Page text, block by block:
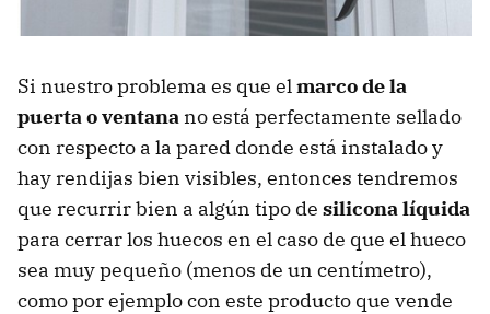
Si nuestro problema es que elmarco de la
puerta o ventana no está perfectamente sellado
con respecto a la pared donde está instalado y
hay rendijas bien visibles, entonces tendremos
que recurrir bien a algún tipo de silicona líquida
para cerrar los huecos en el caso de que el hueco
sea muy pequeño (menos de un centímetro),
como por ejemplo con este producto que vende